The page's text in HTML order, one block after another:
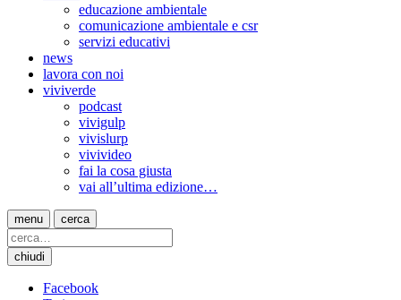
educazione ambientale
comunicazione ambientale e csr
servizi educativi
news
lavora con noi
viviverde
podcast
vivigulp
vivislurp
vivivideo
fai la cosa giusta
vai all’ultima edizione…
menu cerca
chiudi
Facebook